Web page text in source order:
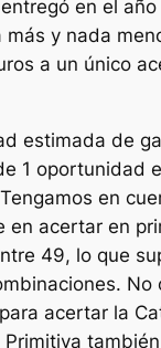
en el
más y nada
a un único
estimada de
1 oportunidad
en
en acertar en
49, lo que
No
acertar la
Primitiva